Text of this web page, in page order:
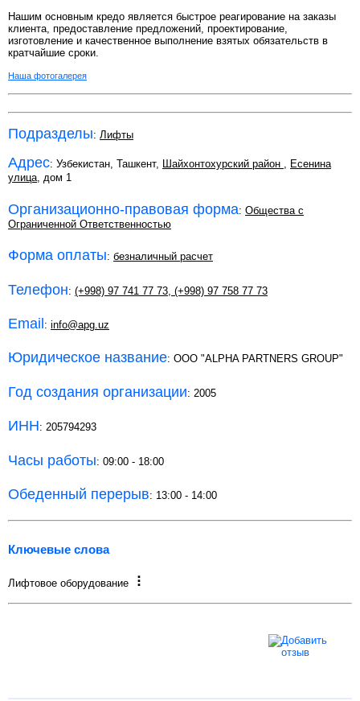
Нашим основным кредо является быстрое реагирование на заказы
клиента, предоставление предложений, проектирование,
изготовление и качественное выполнение взятых обязательств в
кратчайшие сроки.
Наша фотогалерея
Подразделы: Лифты
Адрес: Узбекистан, Ташкент, Шайхонтохурский район , Есенина
улица, дом 1
Организационно-правовая форма: Общества с
Ограниченной Ответственностью
Форма оплаты: безналичный расчет
Телефон: (+998) 97 741 77 73 (+998) 97 758 77 73
Email : info@apg.uz
Юридическое название: OOO "ALPHA PARTNERS GROUP"
Год создания организации: 2005
ИНН: 205794293
Часы работы: 09:00 - 18:00
Обеденный перерыв: 13:00 - 14:00
Ключевые слова
Лифтовое оборудование